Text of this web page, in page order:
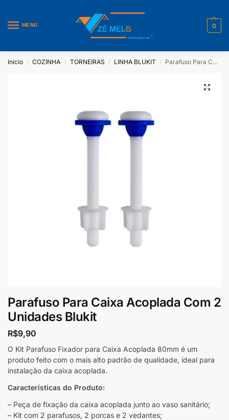
MENU 0
Início / COZINHA / TORNEIRAS / LINHA BLUKIT / Parafuso Para Caixa Acoplada Com 2 Unidades Blukit
Parafuso Para Caixa Acoplada Com 2
Unidades Blukit
R$9,90
O Kit Parafuso Fixador para Caixa Acoplada 80mm é um
produto feito com o mais alto padrão de qualidade, ideal para
instalação da caixa acoplada.
Características do Produto:
– Peça de fixação da caixa acoplada junto ao vaso sanitário;
– Kit com 2 parafusos, 2 porcas e 2 vedantes;